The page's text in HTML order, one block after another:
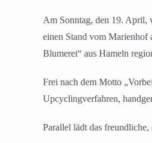
Am Sonntag, den 19. April,
einen Stand vom Marienhof
Blumerei“ aus Hameln
Frei nach dem Motto
Upcyclingverfahren,
Parallel lädt das